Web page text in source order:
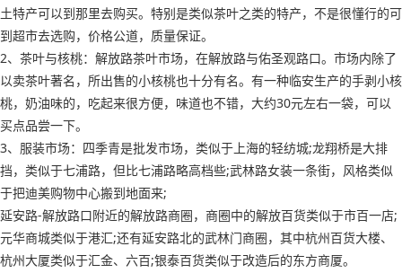
土特产可以到那里去购买。特别是类似茶叶之类的特产，不是很懂行的可
到超市去选购，价格公道，质量保证。
2、茶叶与核桃：解放路茶叶市场，在解放路与佑圣观路口。市场内除了
以卖茶叶著名，所出售的小核桃也十分有名。有一种临安生产的手剥小核
桃，奶油味的，吃起来很方便，味道也不错，大约30元左右一袋，可以
买点品尝一下。
3、服装市场：四季青是批发市场，类似于上海的轻纺城;龙翔桥是大排
挡，类似于七浦路，但比七浦路略高档些;武林路女装一条街，风格类似
于把迪美购物中心搬到地面来;
延安路-解放路口附近的解放路商圈，商圈中的解放百货类似于市百一店;
元华商城类似于港汇;还有延安路北的武林门商圈，其中杭州百货大楼、
杭州大厦类似于汇金、六百;银泰百货类似于改造后的东方商厦。